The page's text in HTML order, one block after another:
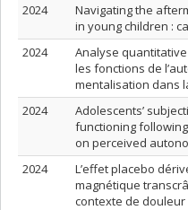
2024
Navigating the
in young children :
2024
Analyse
les fonctions de
mentalisation dans
2024
Adolescents’
functioning
on perceived
2024
L’effet placebo
magnétique
contexte de douleur